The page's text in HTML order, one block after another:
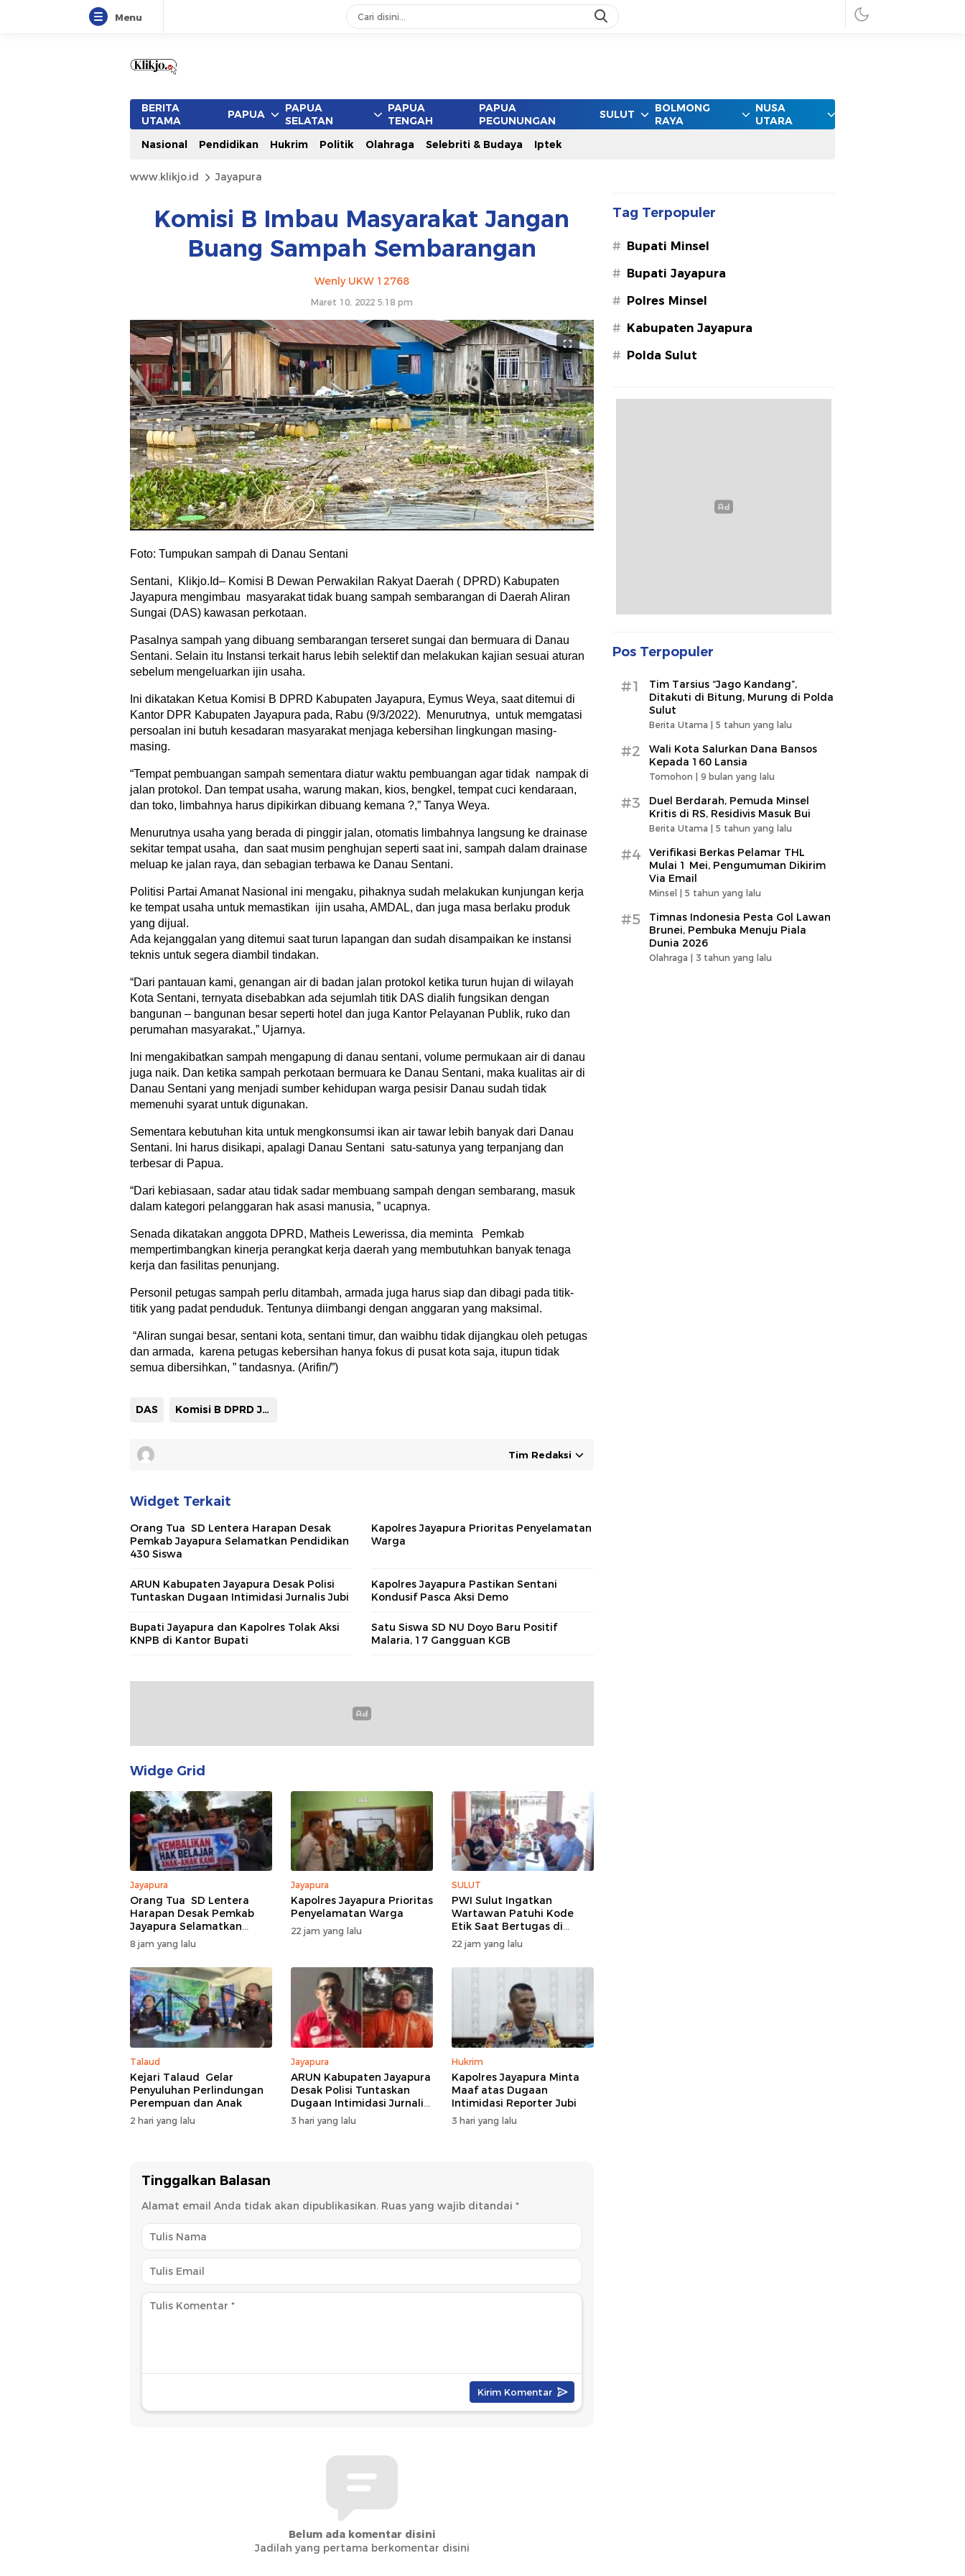
Menu
BERITA
UTAMA
PAPUA
PAPUA
SELATAN
PAPUA
TENGAH
PAPUA
PEGUNUNGAN
SULUT
BOLMONG
RAYA
NUSA
UTARA
Nasional
Pendidikan Hukrim Politik Olahraga Selebriti & Budaya Iptek
www.klikjo.id Jayapura
Komisi B Imbau Masyarakat Jangan
Buang Sampah Sembarangan
Wenly UKW 12768
Maret 10, 2022 5:18 pm
Foto: Tumpukan sampah di Danau Sentani
Sentani, Klikjo.Id– Komisi B Dewan Perwakilan Rakyat Daerah ( DPRD) Kabupaten
Jayapura mengimbau masyarakat tidak buang sampah sembarangan di Daerah Aliran
Sungai (DAS) kawasan perkotaan.
Pasalnya sampah yang dibuang sembarangan terseret sungai dan bermuara di Danau
Sentani. Selain itu Instansi terkait harus lebih selektif dan melakukan kajian sesuai aturan
sebelum mengeluarkan ijin usaha.
Ini dikatakan Ketua Komisi B DPRD Kabupaten Jayapura, Eymus Weya, saat ditemui di
Kantor DPR Kabupaten Jayapura pada, Rabu (9/3/2022). Menurutnya, untuk memgatasi
persoalan ini butuh kesadaran masyarakat menjaga kebersihan lingkungan masing-
masing.
“Tempat pembuangan sampah sementara diatur waktu pembuangan agar tidak nampak di
jalan protokol. Dan tempat usaha, warung makan, kios, bengkel, tempat cuci kendaraan,
dan toko, limbahnya harus dipikirkan dibuang kemana ?,” Tanya Weya.
Menurutnya usaha yang berada di pinggir jalan, otomatis limbahnya langsung ke drainase
sekitar tempat usaha, dan saat musim penghujan seperti saat ini, sampah dalam drainase
meluap ke jalan raya, dan sebagian terbawa ke Danau Sentani.
Politisi Partai Amanat Nasional ini mengaku, pihaknya sudah melakukan kunjungan kerja
ke tempat usaha untuk memastikan ijin usaha, AMDAL, dan juga masa berlaku produk
yang dijual.
Ada kejanggalan yang ditemui saat turun lapangan dan sudah disampaikan ke instansi
teknis untuk segera diambil tindakan.
“Dari pantauan kami, genangan air di badan jalan protokol ketika turun hujan di wilayah
Kota Sentani, ternyata disebabkan ada sejumlah titik DAS dialih fungsikan dengan
bangunan – bangunan besar seperti hotel dan juga Kantor Pelayanan Publik, ruko dan
perumahan masyarakat.,” Ujarnya.
Ini mengakibatkan sampah mengapung di danau sentani, volume permukaan air di danau
juga naik. Dan ketika sampah perkotaan bermuara ke Danau Sentani, maka kualitas air di
Danau Sentani yang menjadi sumber kehidupan warga pesisir Danau sudah tidak
memenuhi syarat untuk digunakan.
Sementara kebutuhan kita untuk mengkonsumsi ikan air tawar lebih banyak dari Danau
Sentani. Ini harus disikapi, apalagi Danau Sentani satu-satunya yang terpanjang dan
terbesar di Papua.
“Dari kebiasaan, sadar atau tidak sadar membuang sampah dengan sembarang, masuk
dalam kategori pelanggaran hak asasi manusia, ” ucapnya.
Senada dikatakan anggota DPRD, Matheis Lewerissa, dia meminta Pemkab
mempertimbangkan kinerja perangkat kerja daerah yang membutuhkan banyak tenaga
kerja dan fasilitas penunjang.
Personil petugas sampah perlu ditambah, armada juga harus siap dan dibagi pada titik-
titik yang padat penduduk. Tentunya diimbangi dengan anggaran yang maksimal.
“Aliran sungai besar, sentani kota, sentani timur, dan waibhu tidak dijangkau oleh petugas
dan armada, karena petugas kebersihan hanya fokus di pusat kota saja, itupun tidak
semua dibersihkan, ” tandasnya. (Arifin/”)
DAS Komisi B DPRD Jayapura
Tim Redaksi
Widget Terkait
Orang Tua SD Lentera Harapan Desak
Pemkab Jayapura Selamatkan Pendidikan
430 Siswa
Kapolres Jayapura Prioritas Penyelamatan
Warga
ARUN Kabupaten Jayapura Desak Polisi
Tuntaskan Dugaan Intimidasi Jurnalis Jubi
Kapolres Jayapura Pastikan Sentani
Kondusif Pasca Aksi Demo
Bupati Jayapura dan Kapolres Tolak Aksi
KNPB di Kantor Bupati
Satu Siswa SD NU Doyo Baru Positif
Malaria, 17 Gangguan KGB
Widge Grid
Jayapura
Orang Tua SD Lentera
Harapan Desak Pemkab
Jayapura Selamatkan
Pendidikan 430 Siswa
8 jam yang lalu
Jayapura
Kapolres Jayapura Prioritas
Penyelamatan Warga
22 jam yang lalu
SULUT
PWI Sulut Ingatkan
Wartawan Patuhi Kode
Etik Saat Bertugas di
Lapangan
22 jam yang lalu
Talaud
Kejari Talaud Gelar
Penyuluhan Perlindungan
Perempuan dan Anak
2 hari yang lalu
Jayapura
ARUN Kabupaten Jayapura
Desak Polisi Tuntaskan
Dugaan Intimidasi Jurnalis
Jubi
3 hari yang lalu
Hukrim
Kapolres Jayapura Minta
Maaf atas Dugaan
Intimidasi Reporter Jubi
3 hari yang lalu
Tinggalkan Balasan
Alamat email Anda tidak akan dipublikasikan. Ruas yang wajib ditandai *
Belum ada komentar disini
Jadilah yang pertama berkomentar disini
Tag Terpopuler
# Bupati Minsel
# Bupati Jayapura
# Polres Minsel
# Kabupaten Jayapura
# Polda Sulut
Pos Terpopuler
#1
Tim Tarsius “Jago Kandang”,
Ditakuti di Bitung, Murung di Polda
Sulut
Berita Utama | 5 tahun yang lalu
#2
Wali Kota Salurkan Dana Bansos
Kepada 160 Lansia
Tomohon | 9 bulan yang lalu
#3
Duel Berdarah, Pemuda Minsel
Kritis di RS, Residivis Masuk Bui
Berita Utama | 5 tahun yang lalu
#4
Verifikasi Berkas Pelamar THL
Mulai 1 Mei, Pengumuman Dikirim
Via Email
Minsel | 5 tahun yang lalu
#5
Timnas Indonesia Pesta Gol Lawan
Brunei, Pembuka Menuju Piala
Dunia 2026
Olahraga | 3 tahun yang lalu